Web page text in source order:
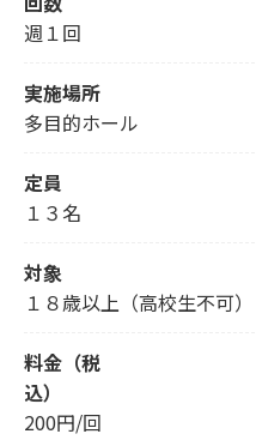
週１回
実施場所
多目的ホール
定員
１３名
対象
１８歳以上（高校生不可）
料金（税
込）
200円/回